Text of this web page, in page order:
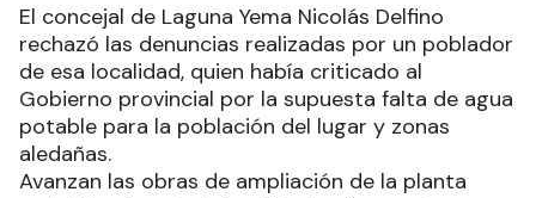
El concejal de Laguna Yema Nicolás Delfino
rechazó las denuncias realizadas por un poblador
de esa localidad, quien había criticado al
Gobierno provincial por la supuesta falta de agua
potable para la población del lugar y zonas
aledañas.
Avanzan las obras de ampliación de la planta